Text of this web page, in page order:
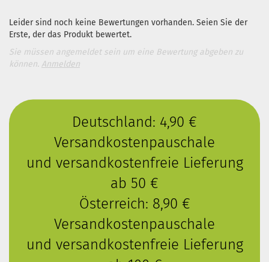
Leider sind noch keine Bewertungen vorhanden. Seien Sie der
Erste, der das Produkt bewertet.
Sie müssen angemeldet sein um eine Bewertung abgeben zu
können. Anmelden
Deutschland: 4,90 €
Versandkostenpauschale
und versandkostenfreie Lieferung
ab 50 €
Österreich: 8,90 €
Versandkostenpauschale
und versandkostenfreie Lieferung